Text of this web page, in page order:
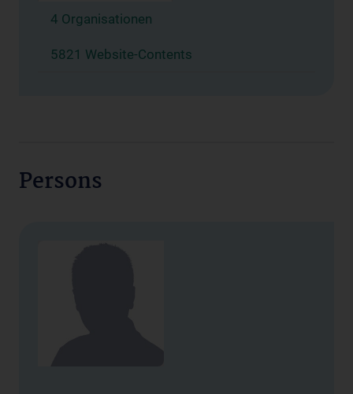
4 Organisationen
5821 Website-Contents
Persons